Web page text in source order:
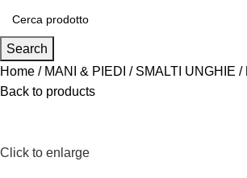
Search
Home
MANI & PIEDI SMALTI UNGHIE
Back to products
Click to enlarge